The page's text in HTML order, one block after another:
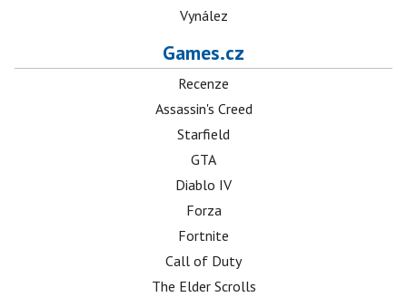
Vynález
Games.cz
Recenze
Assassin's Creed
Starfield
GTA
Diablo IV
Forza
Fortnite
Call of Duty
The Elder Scrolls